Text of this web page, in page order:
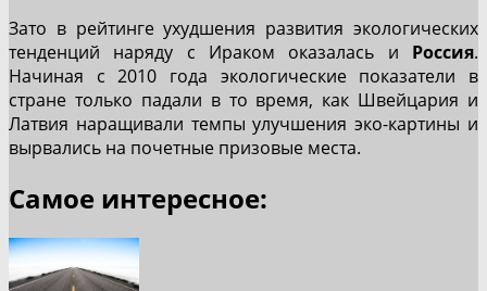
Зато в рейтинге ухудшения развития экологических
тенденций наряду с Ираком оказалась и Россия.
Начиная с 2010 года экологические показатели в
стране только падали в то время, как Швейцария и
Латвия наращивали темпы улучшения эко-картины и
вырвались на почетные призовые места.
Самое интересное: